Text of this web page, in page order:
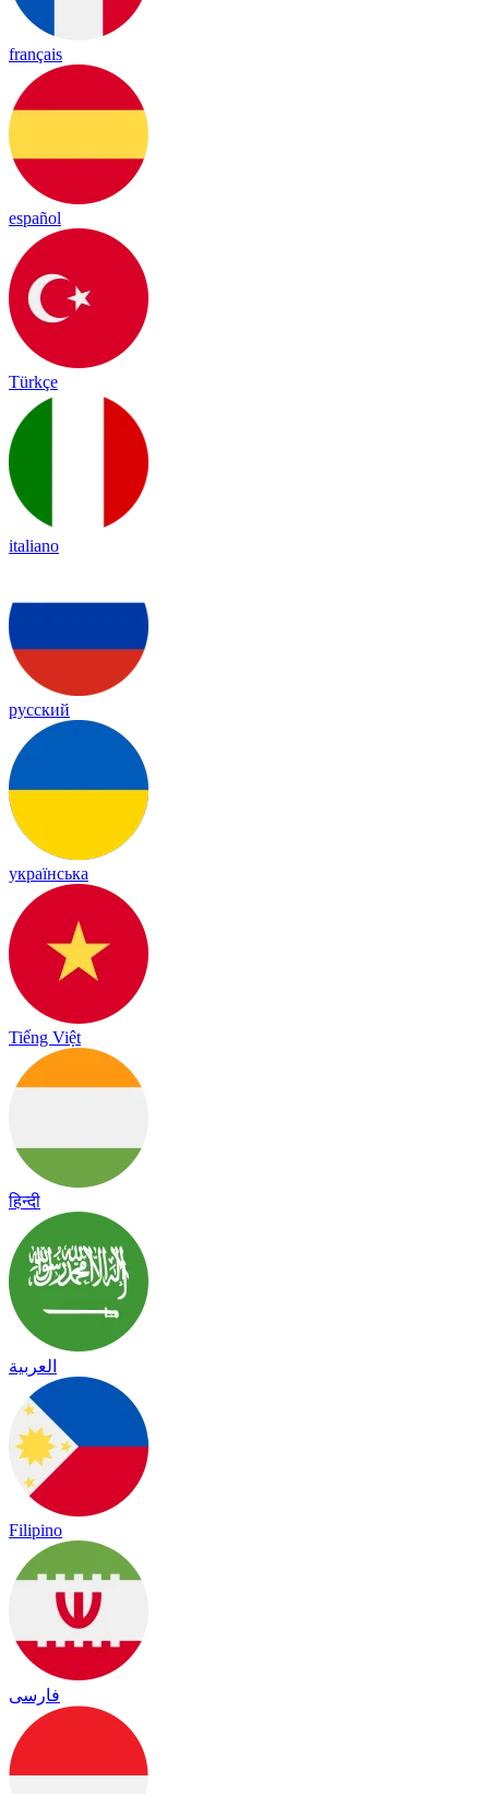
français
español
Türkçe
italiano
русский
українська
Tiếng Việt
हिन्दी
العربية
Filipino
فارسی